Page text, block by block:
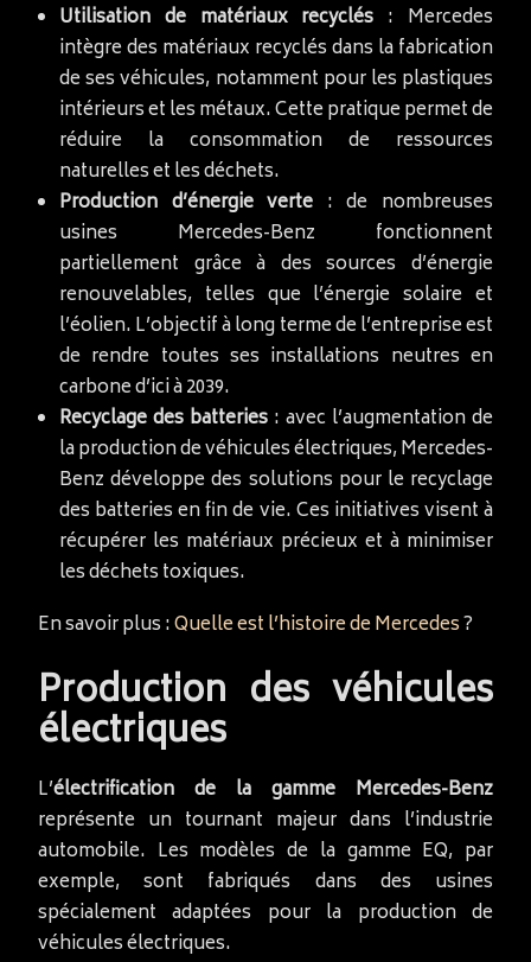
Utilisation de matériaux recyclés : Mercedes
intègre des matériaux recyclés dans la fabrication
de ses véhicules, notamment pour les plastiques
intérieurs et les métaux. Cette pratique permet de
réduire la consommation de ressources
naturelles et les déchets.
Production d’énergie verte : de nombreuses
usines Mercedes-Benz fonctionnent
partiellement grâce à des sources d’énergie
renouvelables, telles que l’énergie solaire et
l’éolien. L’objectif à long terme de l’entreprise est
de rendre toutes ses installations neutres en
carbone d’ici à 2039.
Recyclage des batteries : avec l’augmentation de
la production de véhicules électriques, Mercedes-
Benz développe des solutions pour le recyclage
des batteries en fin de vie. Ces initiatives visent à
récupérer les matériaux précieux et à minimiser
les déchets toxiques.
En savoir plus :Quelle est l’histoire de Mercedes?
Production des véhicules
électriques
L’électrification de la gamme Mercedes-Benz
représente un tournant majeur dans l’industrie
automobile. Les modèles de la gamme EQ, par
exemple, sont fabriqués dans des usines
spécialement adaptées pour la production de
véhicules électriques.